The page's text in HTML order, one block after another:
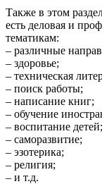
Также в этом
есть деловая и
тематикам:
– различные
– здоровье;
– техническая
– поиск работы;
– написание книг;
– обучение
– воспитание детей;
– саморазвитие;
– эзотерика;
– религия;
– и т.д.